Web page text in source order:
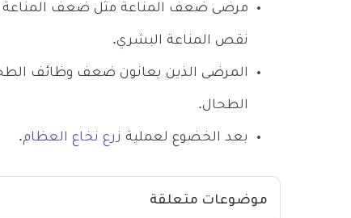
مرضى ضعف المناعة مثل ضعف المناعة
نقص المناعة البشري.
المرضى الذين يعانون ضعف وظائف
الطحال.
بعد الخضوع لعملية زرع نخاع العظام.
موضوعات متعلقة